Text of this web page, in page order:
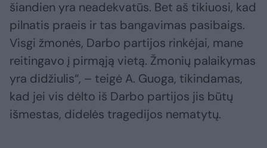
šiandien yra neadekvatūs. Bet aš tikiuosi, kad
pilnatis praeis ir tas bangavimas pasibaigs.
Visgi žmonės, Darbo partijos rinkėjai, mane
reitingavo į pirmąją vietą. Žmonių palaikymas
yra didžiulis“, – teigė A. Guoga, tikindamas,
kad jei vis dėlto iš Darbo partijos jis būtų
išmestas, didelės tragedijos nematytų.